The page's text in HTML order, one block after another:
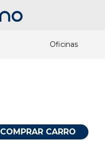
Oficinas
COMPRAR CARRO